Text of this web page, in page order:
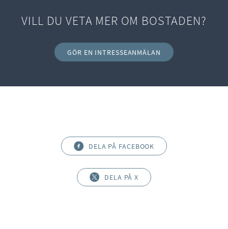
VILL DU VETA MER OM BOSTADEN?
GÖR EN INTRESSEANMÄLAN
DELA PÅ FACEBOOK
DELA PÅ X